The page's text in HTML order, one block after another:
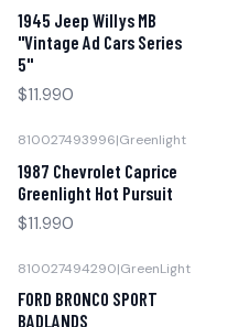
1945 Jeep Willys MB
"Vintage Ad Cars Series
5"
$11.990
810027493996|Greenlight
1987 Chevrolet Caprice
Greenlight Hot Pursuit
$11.990
Agotado
810027494290|GreenLight
FORD BRONCO SPORT
BADLANDS